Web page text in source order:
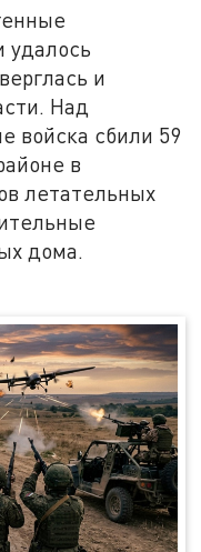
удалось
и
Над
войска сбили 59
в
летательных
дома.